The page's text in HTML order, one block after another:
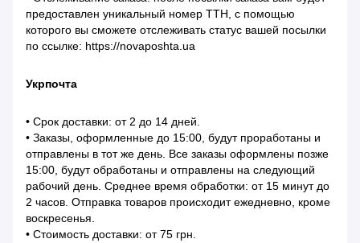
предоставлен уникальный номер ТТН, с помощью
которого вы сможете отслеживать статус вашей посылки
по ссылке: https://novaposhta.ua
Укрпочта
• Срок доставки: от 2 до 14 дней.
• Заказы, оформленные до 15:00, будут проработаны и
отправлены в тот же день. Все заказы оформлены позже
15:00, будут обработаны и отправлены на следующий
рабочий день. Среднее время обработки: от 15 минут до
2 часов. Отправка товаров происходит ежедневно, кроме
воскресенья.
• Стоимость доставки: от 75 грн.